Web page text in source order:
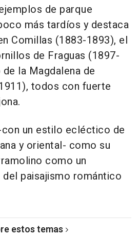
de parque
más tardíos y destaca
Comillas (1883-1893), el
de Fraguas (1897-
la Magdalena de
todos con fuerte
un estilo ecléctico de
y oriental- como su
como un
paisajismo romántico
estos temas